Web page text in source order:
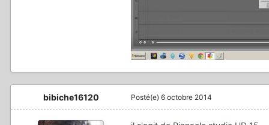
bibiche16120 Posté(e) 6 octobre 2014